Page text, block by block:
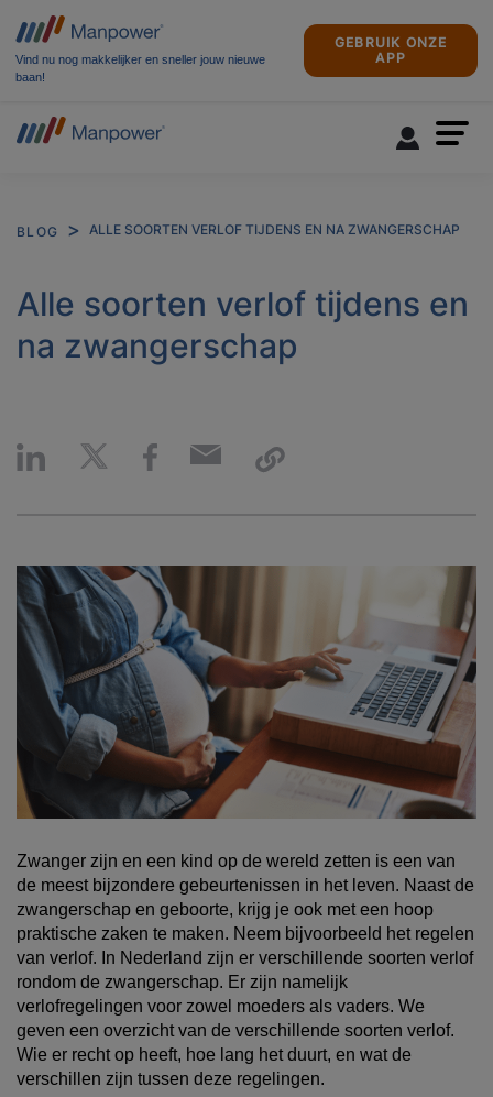
Vind nu nog makkelijker en sneller jouw nieuwe
baan!
GEBRUIK ONZE
APP
BLOG ALLE SOORTEN VERLOF TIJDENS EN NA ZWANGERSCHAP
Alle soorten verlof tijdens en
na zwangerschap
Zwanger zijn en een kind op de wereld zetten is een van
de meest bijzondere gebeurtenissen in het leven. Naast de
zwangerschap en geboorte, krijg je ook met een hoop
praktische zaken te maken. Neem bijvoorbeeld het regelen
van verlof. In Nederland zijn er verschillende soorten verlof
rondom de zwangerschap. Er zijn namelijk
verlofregelingen voor zowel moeders als vaders. We
geven een overzicht van de verschillende soorten verlof.
Wie er recht op heeft, hoe lang het duurt, en wat de
verschillen zijn tussen deze regelingen.